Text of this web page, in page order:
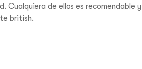
Cualquiera de ellos es recomendable y
british.